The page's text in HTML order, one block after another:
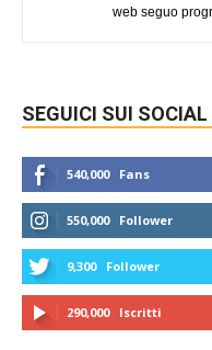
web seguo
SEGUICI SUI SOCIAL
540,000 Fans
550,000 Follower
9,300 Follower
290,000 Iscritti